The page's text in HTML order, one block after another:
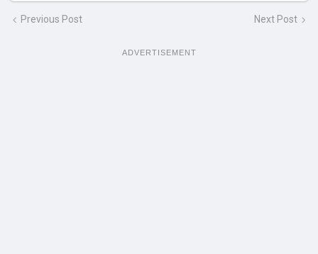
Previous Post Next Post
ADVERTISEMENT